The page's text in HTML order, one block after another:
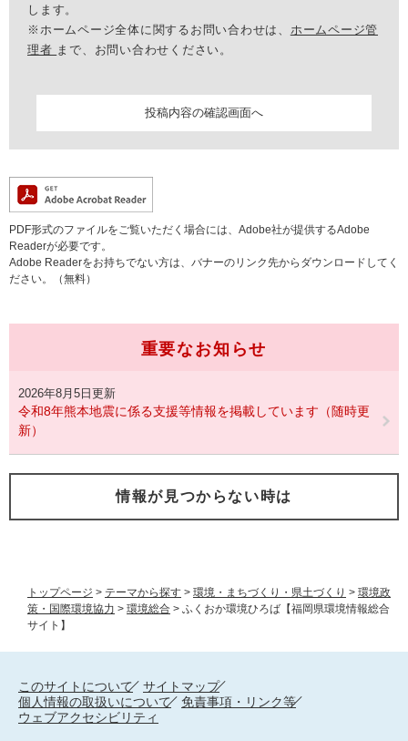
トップページ > テーマから探す > 環境・まちづくり・県土づくり > 環境政
策・国際環境協力 > 環境総合 > ふくおか環境ひろば【福岡県環境情報総合
サイト】
します。
※ホームページ全体に関するお問い合わせは、 ホームページ管
理者 まで、お問い合わせください。
PDF形式のファイルをご覧いただく場合には、Adobe社が提供するAdobe
Readerが必要です。
Adobe Readerをお持ちでない方は、バナーのリンク先からダウンロードしてく
ださい。（無料）
重要なお知らせ
2026年8月5日更新
令和8年熊本地震に係る支援等情報を掲載しています（随時更
新）
情報が見つからない時は
このサイトについて
サイトマップ
個人情報の取扱いについて
免責事項・リンク等
ウェブアクセシビリティ